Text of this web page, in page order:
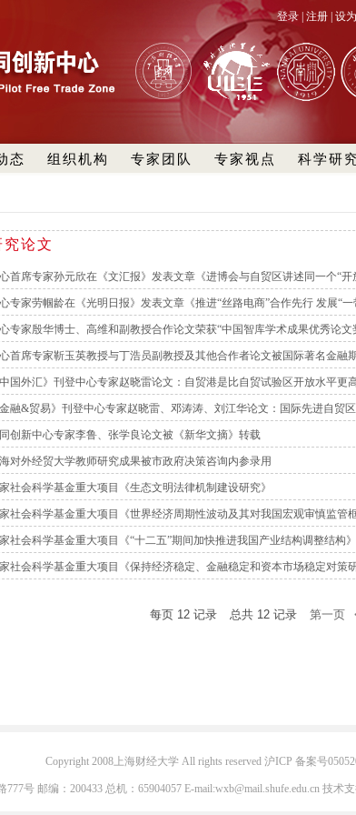
登录 注册 设
态 组织机构 专家团队 专家视点 科学研
究论文
首席专家孙元欣在《文汇报》发表文章《进博会与自贸区讲述同一个“开
专家劳帼龄在《光明日报》发表文章《推进“丝路电商”合作先行 发展“一
专家殷华博士、高维和副教授合作论文荣获“中国智库学术成果优秀论文
首席专家靳玉英教授与丁浩员副教授及其他合作者论文被国际著名金融
中国外汇》刊登中心专家赵晓雷论文：自贸港是比自贸试验区开放水平更
金融&贸易》刊登中心专家赵晓雷、邓涛涛、刘江华论文：国际先进自贸
创新中心专家李鲁、张学良论文被《新华文摘》转载
对外经贸大学教师研究成果被市政府决策咨询内参录用
社会科学基金重大项目《生态文明法律机制建设研究》
社会科学基金重大项目《世界经济周期性波动及其对我国宏观审慎监管
社会科学基金重大项目《“十二五”期间加快推进我国产业结构调整结构》
社会科学基金重大项目《保持经济稳定、金融稳定和资本市场稳定对策研
每页 12 记录 总共 12 记录 第一页
Copyright 2008上海财经大学 All rights reserved 沪ICP 备案号
号 邮编：200433 总机：65904057 E-mail:wxb@mail.shufe.edu.cn 技术